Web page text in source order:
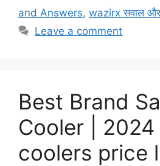
o
k
n
and Answers, wazirx सवाल
Leave a comment
Best Brand
Cooler | 2024
coolers price